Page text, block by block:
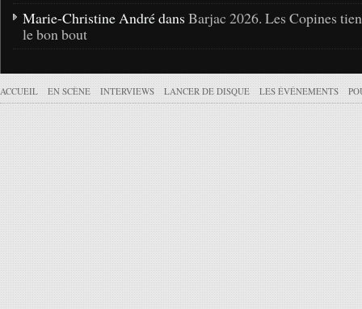
Marie-Christine André dans Barjac 2026. Les Copines
le bon bout
ACCUEIL EN SCÈNE INTERVIEWS LANCER DE DISQUE LES ÉVÉNEMENTS